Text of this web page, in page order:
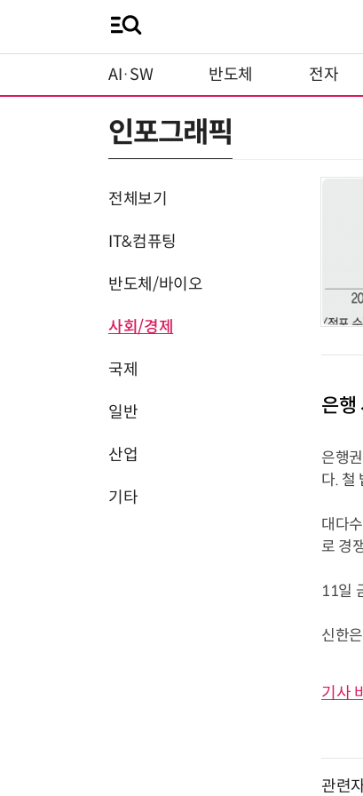
AI·SW 반도체 전자
인포그래픽
전체보기
IT&컴퓨팅
반도체/바이오
사회/경제
국제
일반
산업
기타
은행
은행
다. 철
대다
로 경
11일
신한
기사
관련